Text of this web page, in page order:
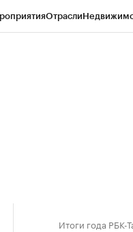
Отрасли
Итоги года РБК-